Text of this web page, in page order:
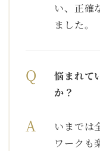
い、正確
ました。
Q
悩まれて
か？
A
いまでは
ワークも